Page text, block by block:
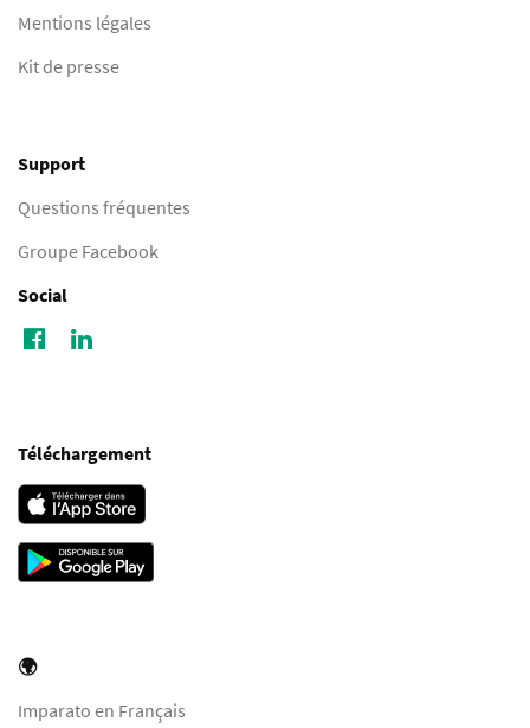
Mentions légales
Kit de presse
Support
Questions fréquentes
Groupe Facebook
Social
Téléchargement
🌍
Imparato en Français